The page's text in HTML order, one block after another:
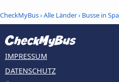
CheckMyBus›Alle Länder› Busse in
IMPRESSUM
DATENSCHUTZ